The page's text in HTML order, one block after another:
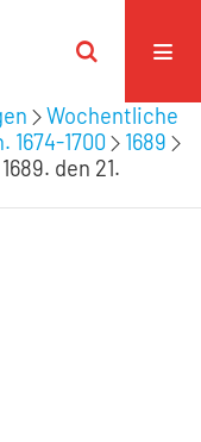
Wochentliche
1700
1689
den 21.